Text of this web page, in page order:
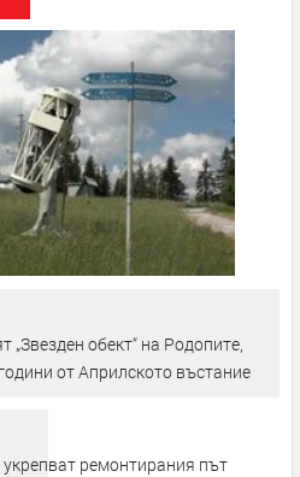
„Звезден обект“ на Родопите,
от Априлското въстание
ремонтирания път